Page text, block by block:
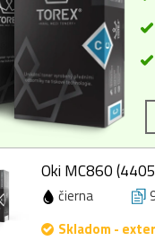
Oki MC860
čierna
Skladom -